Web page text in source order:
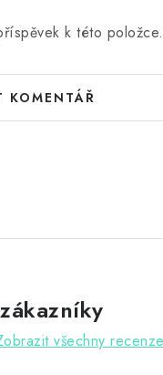
k této položce.
KOMENTÁŘ
všechny